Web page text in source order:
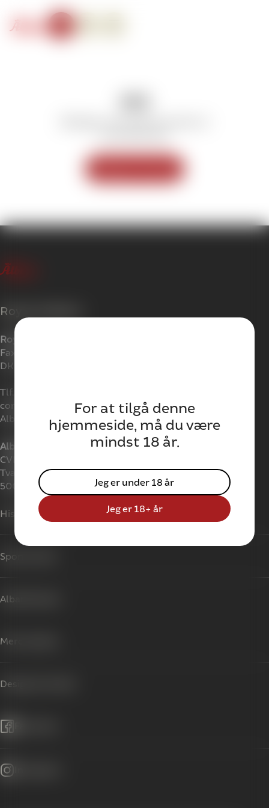
For at tilgå denne
hjemmeside, må du være
mindst 18 år.
Jeg er under 18 år
Jeg er 18+ år
Royal Unibrew
Royal Unibrew
Faxe Allé 1
DK-4640 Faxe
Tlf. +45 56 77 16 00
contact@royalunibrew.com
Albani CVR: 41 95 67 12
Albanifonden
CVR: 11715737
Tværgade 17,
5000 Odense C.
Historien
Sponsorater
Albanifonden
Merchandise
Design din etiket